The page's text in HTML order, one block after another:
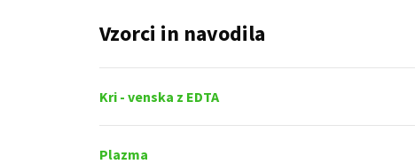
Vzorci in navodila
Kri - venska z EDTA
Plazma